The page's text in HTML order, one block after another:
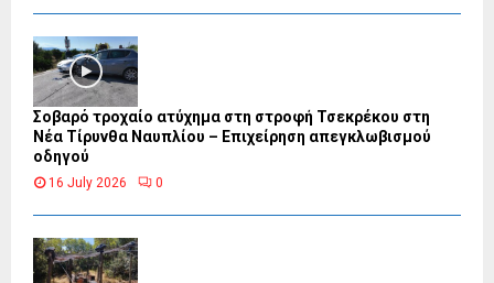
Σοβαρό τροχαίο ατύχημα στη στροφή Τσεκρέκου στη
Νέα Τίρυνθα Ναυπλίου – Επιχείρηση απεγκλωβισμού
οδηγού
16 July 2026 0